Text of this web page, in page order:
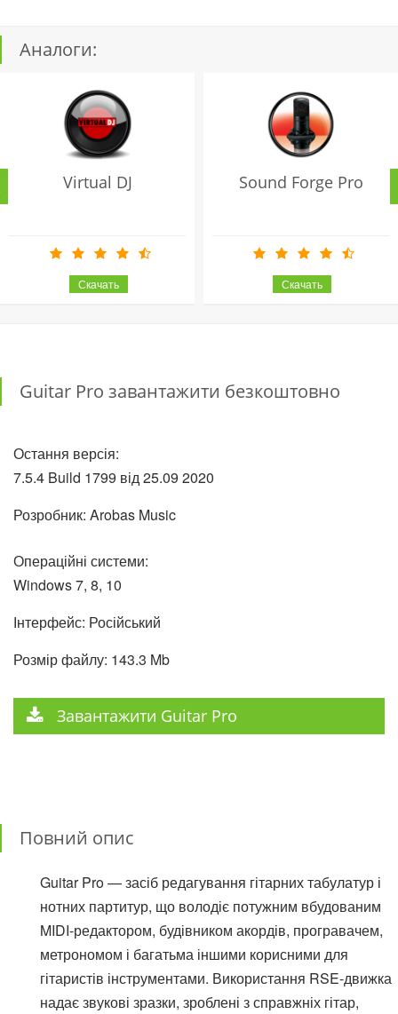
Аналоги:
Virtual DJ Sound Forge Pro
Guitar Pro завантажити безкоштовно
Остання версія:
7.5.4 Build 1799 від25.09 2020
Розробник: Arobas Music
Операційні системи:
Windows 7, 8, 10
Інтерфейс: Російський
Розмір файлу: 143.3 Mb
Завантажити Guitar Pro
Повний опис
Guitar Pro — засіб редагування гітарних табулатур і
нотних партитур, що володіє потужним вбудованим
MIDI-редактором, будівником акордів, програвачем,
метрономом і багатьма іншими корисними для
гітаристів інструментами. Використання RSE-движка
надає звукові зразки, зроблені з справжніх гітар,